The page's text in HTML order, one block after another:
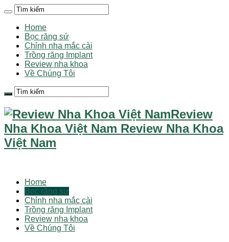
Home
Bọc răng sứ
Chỉnh nha mắc cài
Trồng răng Implant
Review nha khoa
Về Chúng Tôi
Review
Nha Khoa Việt Nam Review Nha Khoa
Việt Nam
Home
Bọc răng sứ
Chỉnh nha mắc cài
Trồng răng Implant
Review nha khoa
Về Chúng Tôi